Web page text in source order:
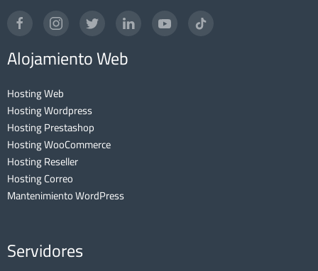
Alojamiento Web
Hosting Web
Hosting Wordpress
Hosting Prestashop
Hosting WooCommerce
Hosting Reseller
Hosting Correo
Mantenimiento WordPress
Servidores